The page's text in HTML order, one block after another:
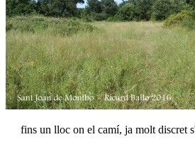
fins un lloc on el camí, ja molt discret